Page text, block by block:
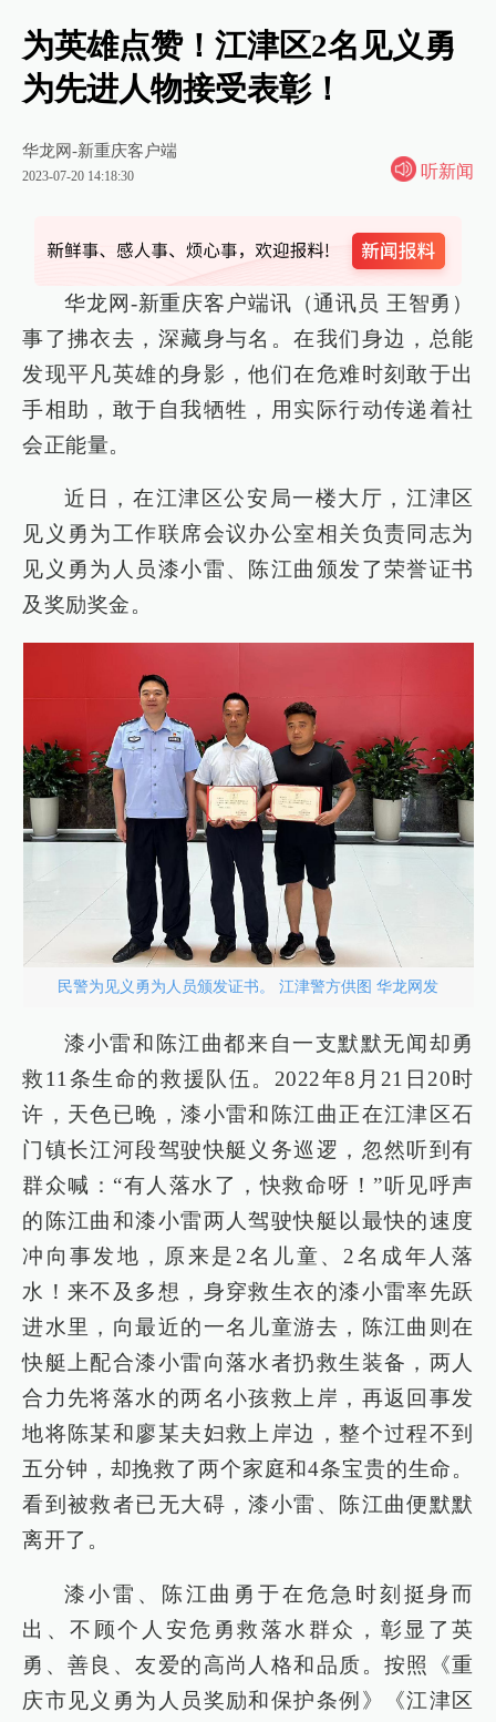
为英雄点赞！江津区2名见义勇
为先进人物接受表彰！
华龙网-新重庆客户端
2023-07-20 14:18:30 听新闻
华龙网-新重庆客户端讯（通讯员 王智勇）
事了拂衣去，深藏身与名。在我们身边，总能
发现平凡英雄的身影，他们在危难时刻敢于出
手相助，敢于自我牺牲，用实际行动传递着社
会正能量。
近日，在江津区公安局一楼大厅，江津区
见义勇为工作联席会议办公室相关负责同志为
见义勇为人员漆小雷、陈江曲颁发了荣誉证书
及奖励奖金。
民警为见义勇为人员颁发证书。 江津警方供图 华龙网发
漆小雷和陈江曲都来自一支默默无闻却勇
救11条生命的救援队伍。2022年8月21日20时
许，天色已晚，漆小雷和陈江曲正在江津区石
门镇长江河段驾驶快艇义务巡逻，忽然听到有
群众喊：“有人落水了，快救命呀！”听见呼声
的陈江曲和漆小雷两人驾驶快艇以最快的速度
冲向事发地，原来是2名儿童、2名成年人落
水！来不及多想，身穿救生衣的漆小雷率先跃
进水里，向最近的一名儿童游去，陈江曲则在
快艇上配合漆小雷向落水者扔救生装备，两人
合力先将落水的两名小孩救上岸，再返回事发
地将陈某和廖某夫妇救上岸边，整个过程不到
五分钟，却挽救了两个家庭和4条宝贵的生命。
看到被救者已无大碍，漆小雷、陈江曲便默默
离开了。
漆小雷、陈江曲勇于在危急时刻挺身而
出、不顾个人安危勇救落水群众，彰显了英
勇、善良、友爱的高尚人格和品质。按照《重
庆市见义勇为人员奖励和保护条例》《江津区